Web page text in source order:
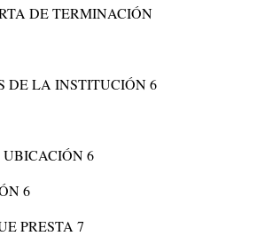
DE TERMINACIÓN
DE LA INSTITUCIÓN 6
6
6
PRESTA 7